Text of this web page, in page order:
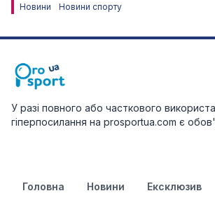
Новини
Новини спорту
У разі повного або часткового
гіперпосилання на prosportua.com є
Головна Новини Ексклюзив